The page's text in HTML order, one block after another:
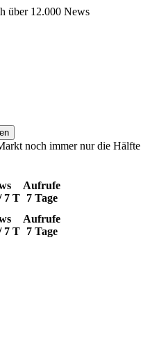
über 12.000 News
noch immer nur die Hälfte
7 T
Aufrufe
7 Tage
7 T
Aufrufe
7 Tage